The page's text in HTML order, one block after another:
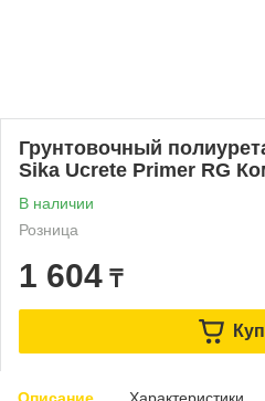
Грунтовочный
Sika Ucrete Primer RG
В наличии
Розница
1 604 ₸